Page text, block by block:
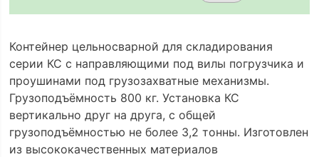
Контейнер цельносварной для складирования
серии КС с направляющими под вилы погрузчика и
проушинами под грузозахватные механизмы.
Грузоподъёмность 800 кг. Установка КС
вертикально друг на друга, с общей
грузоподъёмностью не более 3,2 тонны. Изготовлен
из высококачественных материалов